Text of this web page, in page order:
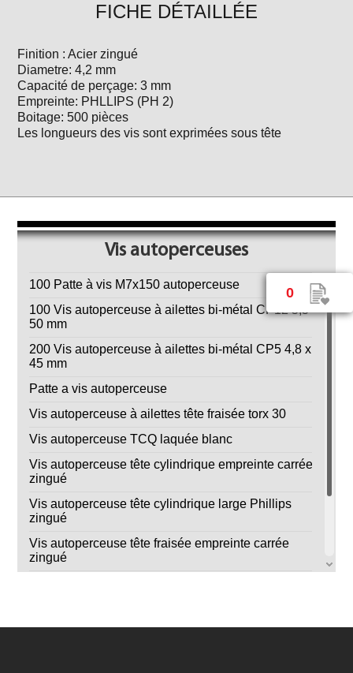
0
FICHE DÉTAILLÉE
Finition : Acier zingué
Diametre: 4,2 mm
Capacité de perçage: 3 mm
Empreinte: PHLLIPS (PH 2)
Boitage: 500 pièces
Les longueurs des vis sont exprimées sous tête
Vis autoperceuses
100 Patte à vis M7x150 autoperceuse
100 Vis autoperceuse à ailettes bi-métal CP12 5,5 x
50 mm
200 Vis autoperceuse à ailettes bi-métal CP5 4,8 x
45 mm
Patte a vis autoperceuse
Vis autoperceuse à ailettes tête fraisée torx 30
Vis autoperceuse TCQ laquée blanc
Vis autoperceuse tête cylindrique empreinte carrée
zingué
Vis autoperceuse tête cylindrique large Phillips
zingué
Vis autoperceuse tête fraisée empreinte carrée
zingué